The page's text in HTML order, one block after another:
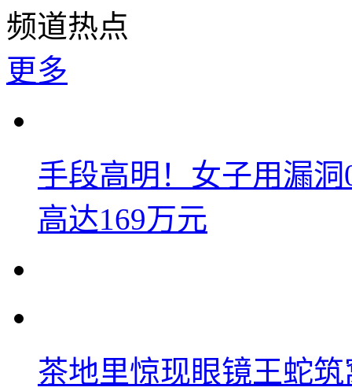
频道热点
更多
手段高明！女子用漏
高达169万元
茶地里惊现眼镜王蛇